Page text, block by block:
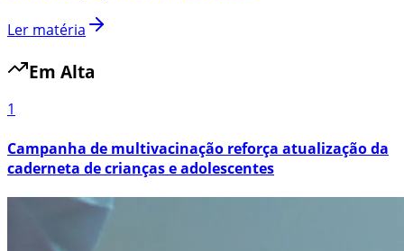
Ler matéria
Em Alta
1
Campanha de multivacinação reforça atualização da
caderneta de crianças e adolescentes